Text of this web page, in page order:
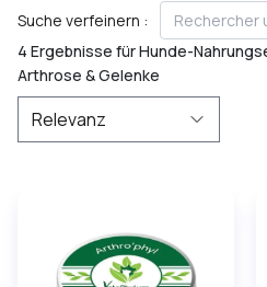
Suche verfeinern :
4 Ergebnisse für Hunde-
Arthrose & Gelenke